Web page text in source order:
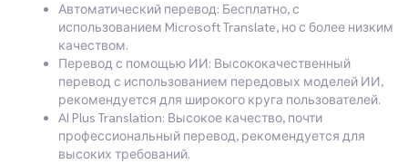
Автоматический перевод: Бесплатно, с
использованием Microsoft Translate, но с более низким
качеством.
Перевод с помощью ИИ: Высококачественный
перевод с использованием передовых моделей ИИ,
рекомендуется для широкого круга пользователей.
AI Plus Translation: Высокое качество, почти
профессиональный перевод, рекомендуется для
высоких требований.